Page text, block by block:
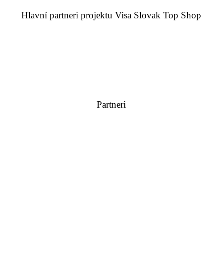
Hlavní partneri projektu Visa Slovak Top Shop
Partneri